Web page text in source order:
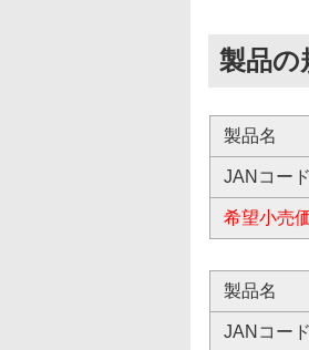
製品の
製品名
JANコード
希望小売
製品名
JANコード